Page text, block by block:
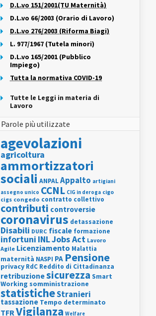
D.L.vo 151/2001(TU Maternità)
D.L.vo 66/2003 (Orario di Lavoro)
D.L.vo 276/2003 (Riforma Biagi)
L. 977/1967 (Tutela minori)
D.L.vo 165/2001 (Pubblico
Impiego)
Tutta la normativa COVID-19
Tutte le Leggi in materia di
Lavoro
Parole più utilizzate
agevolazioni
agricoltura
ammortizzatori
sociali ANPALAppalto artigiani
assegno unico CCNL CIG in deroga cigo
cigs congedo contratto collettivo
contributi controversie
coronavirus detassazione
Disabili DURC fiscale formazione
infortuni INLJobs Act Lavoro
Agile Licenziamento Malattia
maternità NASPI PA Pensione
privacy RdC Reddito di Cittadinanza
retribuzionesicurezza Smart
Working somministrazione
statisticheStranieri
tassazione Tempo determinato
TFRVigilanza Welfare